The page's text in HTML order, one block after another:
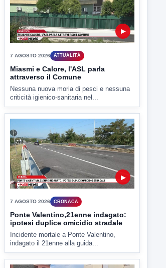
7 AGOSTO 2026 CRONACA
Ponte Valentino,21enne indagato:
Incidente mortale a Ponte Valentino,
indagato il 21enne alla guida...
7 AGOSTO 2026 CRONACA
Malore o aggressione? Sarà
Adriana